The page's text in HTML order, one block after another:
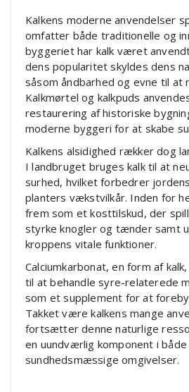
Kalkens moderne anvendelser
omfatter både traditionelle og
byggeriet har kalk været
dens popularitet skyldes dens
såsom åndbarhed og evne til at
Kalkmørtel og kalkpuds
restaurering af historiske
moderne byggeri for at skabe
Kalkens alsidighed rækker dog
I landbruget bruges kalk til at
surhed, hvilket forbedrer
planters vækstvilkår. Inden for
frem som et kosttilskud, der
styrke knogler og tænder samt
kroppens vitale funktioner.
Calciumkarbonat, en form af
til at behandle syre-relaterede
som et supplement for at
Takket være kalkens mange
fortsætter denne naturlige
en uundværlig komponent i
sundhedsmæssige omgivelser.